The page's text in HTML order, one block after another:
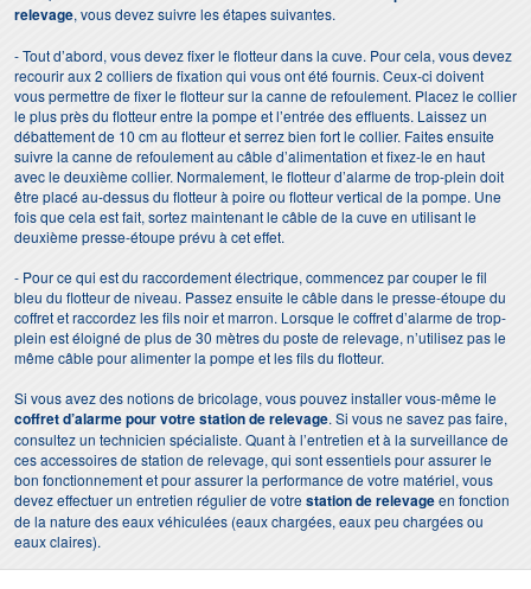
relevage, vous devez suivre les étapes suivantes.
- Tout d’abord, vous devez fixer le flotteur dans la cuve. Pour cela, vous devez
recourir aux 2 colliers de fixation qui vous ont été fournis. Ceux-ci doivent
vous permettre de fixer le flotteur sur la canne de refoulement. Placez le collier
le plus près du flotteur entre la pompe et l’entrée des effluents. Laissez un
débattement de 10 cm au flotteur et serrez bien fort le collier. Faites ensuite
suivre la canne de refoulement au câble d’alimentation et fixez-le en haut
avec le deuxième collier. Normalement, le flotteur d’alarme de trop-plein doit
être placé au-dessus du flotteur à poire ou flotteur vertical de la pompe. Une
fois que cela est fait, sortez maintenant le câble de la cuve en utilisant le
deuxième presse-étoupe prévu à cet effet.
- Pour ce qui est du raccordement électrique, commencez par couper le fil
bleu du flotteur de niveau. Passez ensuite le câble dans le presse-étoupe du
coffret et raccordez les fils noir et marron. Lorsque le coffret d’alarme de trop-
plein est éloigné de plus de 30 mètres du poste de relevage, n’utilisez pas le
même câble pour alimenter la pompe et les fils du flotteur.
Si vous avez des notions de bricolage, vous pouvez installer vous-même le
coffret d’alarme pour votre station de relevage. Si vous ne savez pas faire,
consultez un technicien spécialiste. Quant à l’entretien et à la surveillance de
ces accessoires de station de relevage, qui sont essentiels pour assurer le
bon fonctionnement et pour assurer la performance de votre matériel, vous
devez effectuer un entretien régulier de votrestation de relevageen fonction
de la nature des eaux véhiculées (eaux chargées, eaux peu chargées ou
eaux claires).